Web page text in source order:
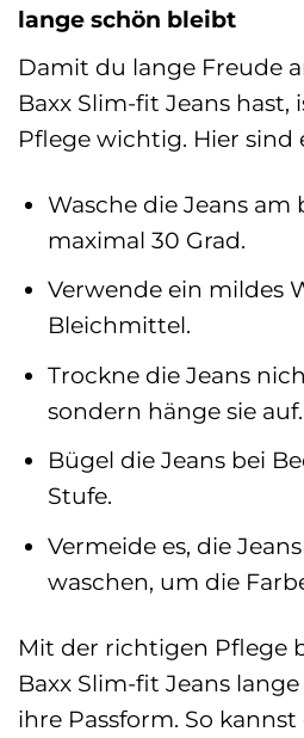
lange schön bleibt
Damit du lange Freude
Baxx Slim-fit Jeans
Pflege wichtig. Hier sind
Wasche die Jeans am
maximal 30 Grad.
Verwende ein mildes
Bleichmittel.
Trockne die Jeans
sondern hänge sie auf.
Bügel die Jeans bei
Stufe.
Vermeide es, die
waschen, um die
Mit der richtigen Pflege
Baxx Slim-fit Jeans
ihre Passform. So